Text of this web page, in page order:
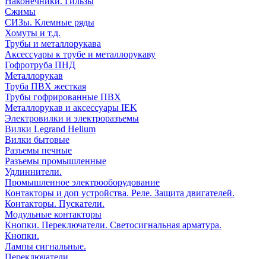
Сжимы
СИЗы. Клемные ряды
Хомуты и т.д.
Трубы и металлорукава
Аксессуары к трубе и металлорукаву
Гофротруба ПНД
Металлорукав
Труба ПВХ жесткая
Трубы гофрированные ПВХ
Металлорукав и аксессуары IEK
Электровилки и электроразъемы
Вилки Legrand Helium
Вилки бытовые
Разъемы печные
Разъемы промышленные
Удлиннители.
Промышленное электрооборудование
Контакторы и доп устройства. Реле. Защита двигателей.
Контакторы. Пускатели.
Модульные контакторы
Кнопки. Переключатели. Светосигнальная арматура.
Кнопки.
Лампы сигнальные.
Переключатели.